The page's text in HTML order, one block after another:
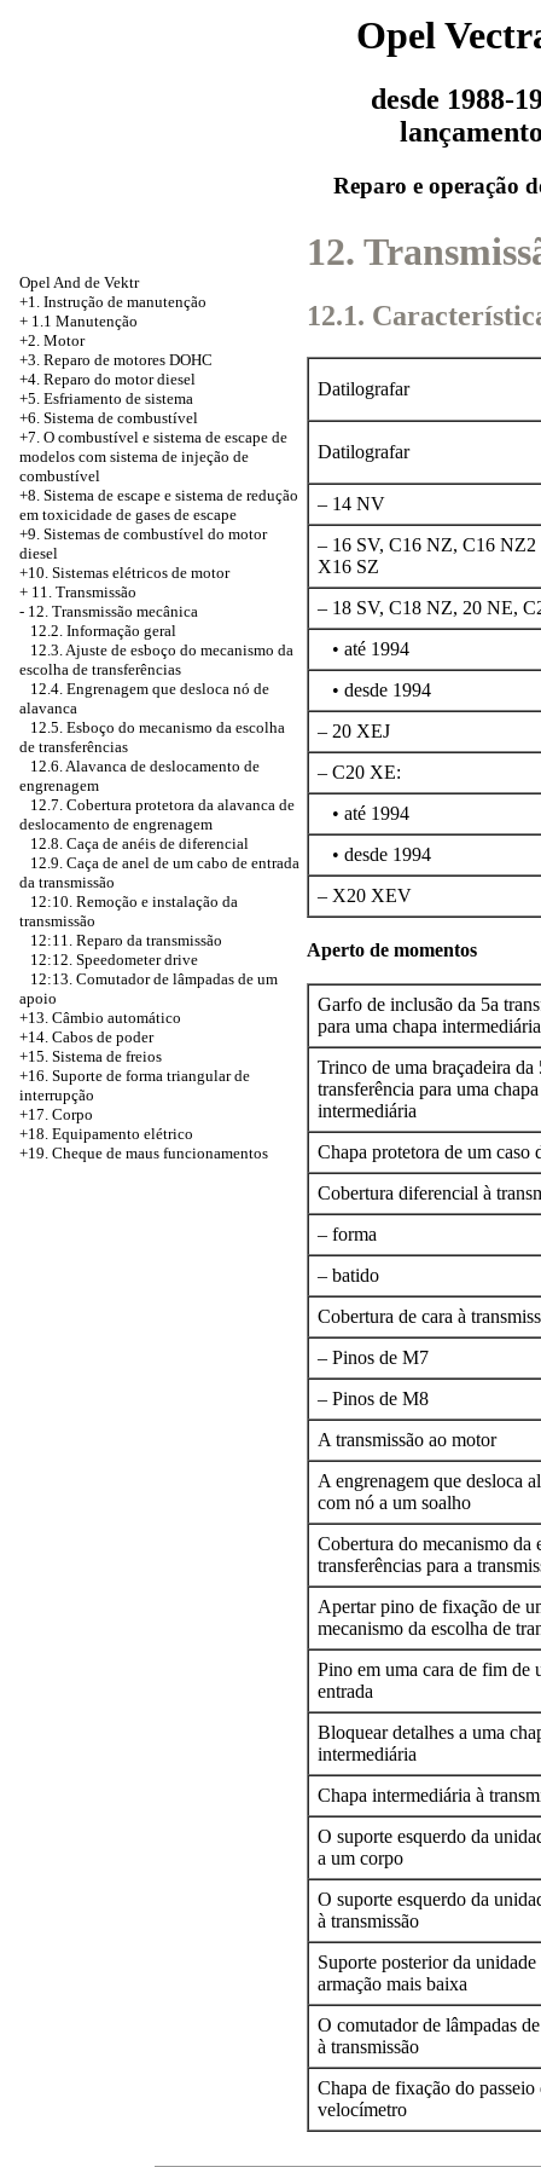
Opel
desde 1988-
Reparo e operação
Opel And de Vektr
+1. Instrução de manutenção
+ 1.1 Manutenção
+2. Motor
+3. Reparo de motores DOHC
+4. Reparo do motor diesel
+5. Esfriamento de sistema
+6. Sistema de combustível
+7. O combustível e sistema de escape de
modelos com sistema de injeção de
combustível
+8. Sistema de escape e sistema de redução
em toxicidade de gases de escape
+9. Sistemas de combustível do motor
diesel
+10. Sistemas elétricos de motor
+ 11. Transmissão
- 12. Transmissão mecânica
12.2. Informação geral
12.3. Ajuste de esboço do mecanismo da
escolha de transferências
12.4. Engrenagem que desloca nó de
alavanca
12.5. Esboço do mecanismo da escolha
de transferências
12.6. Alavanca de deslocamento de
engrenagem
12.7. Cobertura protetora da alavanca de
deslocamento de engrenagem
12.8. Caça de anéis de diferencial
12.9. Caça de anel de um cabo de entrada
da transmissão
12:10. Remoção e instalação da
transmissão
12:11. Reparo da transmissão
12:12. Speedometer drive
12:13. Comutador de lâmpadas de um
apoio
+13. Câmbio automático
+14. Cabos de poder
+15. Sistema de freios
+16. Suporte de forma triangular de
interrupção
+17. Corpo
+18. Equipamento elétrico
+19. Cheque de maus funcionamentos
12.
12.1.
Datilografar
Datilografar
– 14 NV
– 16 SV, C16 NZ, C16 NZ2
X16 SZ
– 18 SV, C18 NZ, 20 NE,
• até 1994
• desde 1994
– 20 XEJ
– C20 XE:
• até 1994
• desde 1994
– X20 XEV
Aperto de momentos
Garfo de inclusão da 5a
para uma chapa intermediária
Trinco de uma braçadeira da
transferência para uma chapa
intermediária
Chapa protetora de um caso
Cobertura diferencial à
– forma
– batido
Cobertura de cara à
– Pinos de M7
– Pinos de M8
A transmissão ao motor
A engrenagem que desloca
com nó a um soalho
Cobertura do mecanismo da
transferências para a
Apertar pino de fixação de
mecanismo da escolha de
Pino em uma cara de fim de
entrada
Bloquear detalhes a uma
intermediária
Chapa intermediária à
O suporte esquerdo da
a um corpo
O suporte esquerdo da
à transmissão
Suporte posterior da unidade
armação mais baixa
O comutador de lâmpadas
à transmissão
Chapa de fixação do passeio
velocímetro